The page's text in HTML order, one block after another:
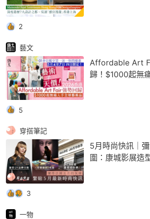
2
藝文
Affordable Art
歸！$1000起無
5
穿搭筆記
5月時尚快訊｜
圍：康城影展造
3
一物